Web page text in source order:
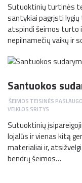
Sutuoktinių turtinės
santykiai pagrįsti lygių
atspindi šeimos turto
nepilnamečių vaikų ir
Santuokos
ŠEIMOS TEISINĖS
VEIKLOS SRITYS
Sutuoktinių
lojalūs ir vienas kitą
materialiai ir,
bendrų šeimos…